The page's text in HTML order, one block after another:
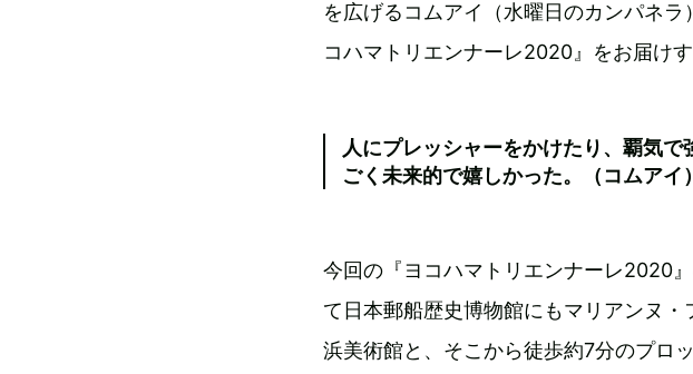
を広げるコムアイ（水曜日のカンパネ
コハマトリエンナーレ2020』をお届けす
人にプレッシャーをかけたり、覇気
ごく未来的で嬉しかった。（コムアイ）
今回の『ヨコハマトリエンナーレ2020
て日本郵船歴史博物館にもマリアンヌ
浜美術館と、そこから徒歩約7分のプロ